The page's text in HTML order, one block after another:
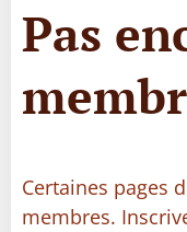
Pas
Certaines pages
membres.